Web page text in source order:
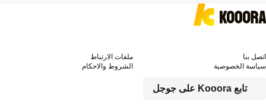
تابع Kooora على جوجل
اتصل بنا
ملفات الارتباط
سياسة الخصوصية
الشروط والاحكام